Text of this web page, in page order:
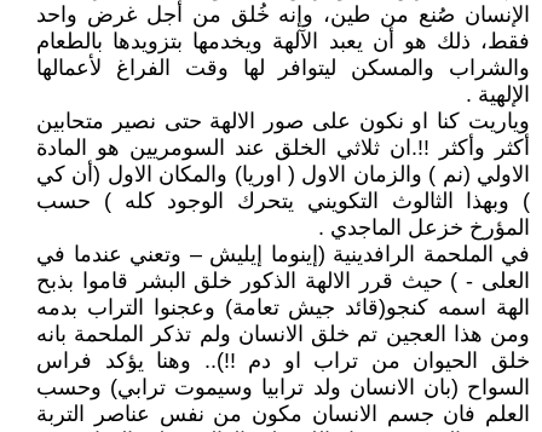
الإنسان صُنع من طين، وإنه خُلق من أجل غرض واحد
فقط، ذلك هو أن يعبد الآلهة ويخدمها بتزويدها بالطعام
والشراب والمسكن ليتوافر لها وقت الفراغ لأعمالها
الإلهية .
وياريت كنا او نكون على صور الالهة حتى نصير متحابين
أكثر وأكثر !!.ان ثلاثي الخلق عند السومريين هو المادة
الاولي (نم ) والزمان الاول ( اوريا) والمكان الاول (أن كي
) وبهذا الثالوث التكويني يتحرك الوجود كله ) حسب
المؤرخ خزعل الماجدي .
في الملحمة الرافدينية (إينوما إيليش – وتعني عندما في
العلى - ) حيث قرر الالهة الذكور خلق البشر قاموا بذبح
الهة اسمه كنجو(قائد جيش تعامة) وعجنوا التراب بدمه
ومن هذا العجين تم خلق الانسان ولم تذكر الملحمة بانه
خلق الحيوان من تراب او دم !!).. وهنا يؤكد فراس
السواح (بان الانسان ولد ترابيا وسيموت ترابي) وحسب
العلم فان جسم الانسان مكون من نفس عناصر التربة